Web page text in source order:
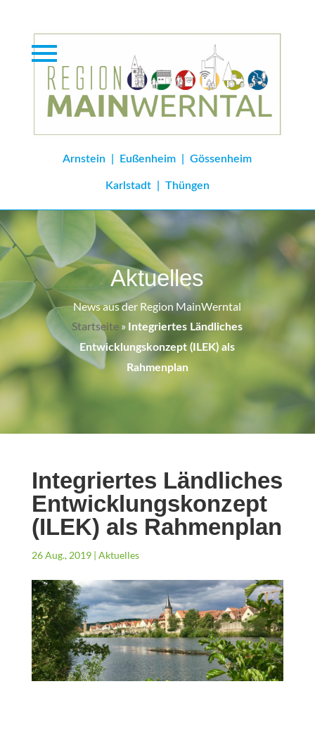
Arnstein Eußenheim |Gössenheim
Karlstadt| Thüngen
Aktuelles
News aus der Region MainWerntal
Startseite »
Integriertes Ländliches
Entwicklungskonzept (ILEK) als
Rahmenplan
Integriertes Ländliches
Entwicklungskonzept
(ILEK) als Rahmenplan
26 Aug., 2019| Aktuelles